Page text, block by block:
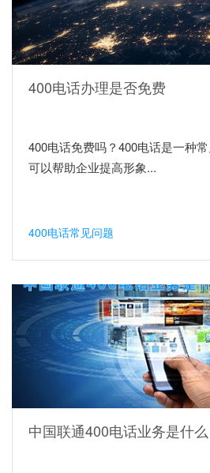
400电话办理是否免费
400电话免费吗？400电话是一种
可以帮助企业提高形象...
400电话常见问题
中国联通400电话业务是什